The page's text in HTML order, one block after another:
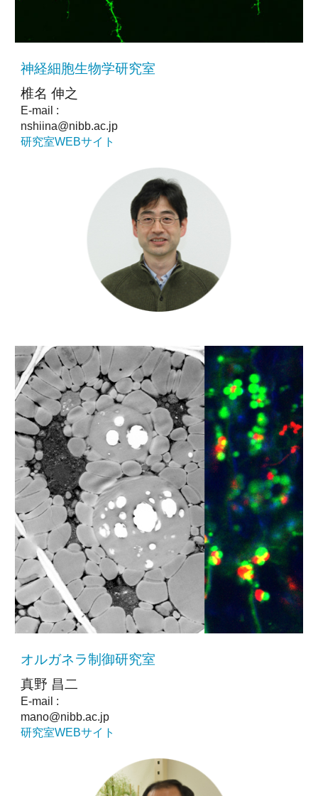
神経細胞生物学研究室
椎名 伸之
E-mail :
nshiina@nibb.ac.jp
研究室WEBサイト
オルガネラ制御研究室
真野 昌二
E-mail :
mano@nibb.ac.jp
研究室WEBサイト